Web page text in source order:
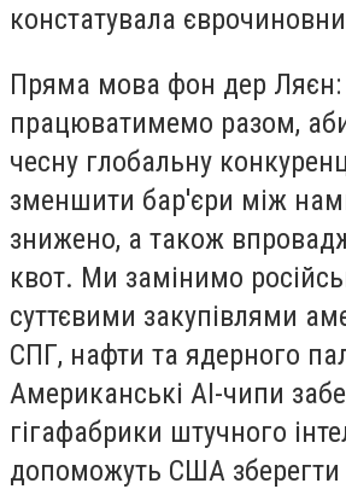
констатувала
Пряма мова фон дер
працюватимемо разом,
чесну глобальну
зменшити бар'єри між
знижено, а також
квот. Ми замінимо
суттєвими закупівлями
СПГ, нафти та ядерного
Американські AI-чипи
гігафабрики штучного
допоможуть США зберегти